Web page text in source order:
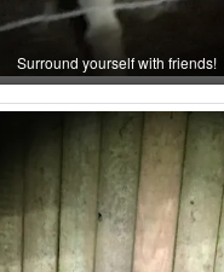
Surround yourself with friends!